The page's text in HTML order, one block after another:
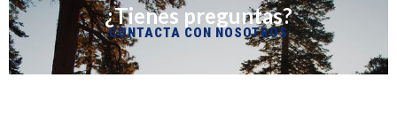
¿Tienes preguntas?
CONTACTA CON NOSOTROS